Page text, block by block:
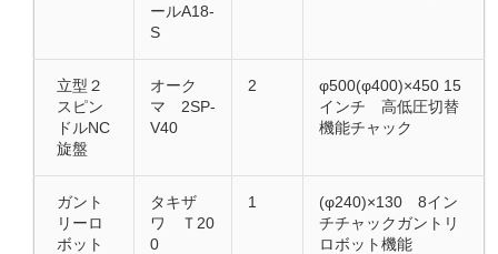
ールA18-
S
立型２
スピン
ドルNC
旋盤
オーク
マ 2SP-
V40
2
φ500(φ400)×450 15
インチ 高低圧切替
機能チャック
ガント
リーロ
ボット
タキザ
ワ Ｔ20
0
1
(φ240)×130 8イン
チチャックガントリ
ロボット機能